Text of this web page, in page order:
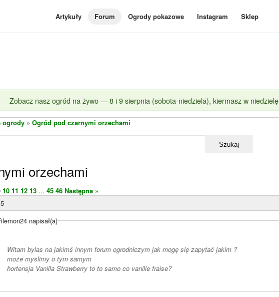
Artykuły Forum Ogrody pokazowe Instagram Sklep
Zobacz nasz ogród na żywo — 8 i 9 sierpnia (sobota-niedziela), kiermasz w niedzielę
ogrody » Ogród pod czarnymi orzechami
Szukaj
orzechami
10 11 12 13 ... 45 46 Następna »
napisał(a)
Witam bylas na jakimś innym forum ogrodniczym jak mogę się zapytać jakim ?
może myslimy o tym samym
hortensja Vanilla Strawberry to to samo co vanille fraise?